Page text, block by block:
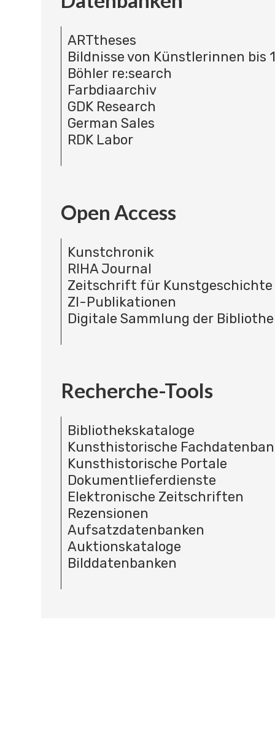
ARTtheses
Bildnisse von Künstlerinnen bis
Böhler re:search
Farbdiaarchiv
GDK Research
German Sales
RDK Labor
Open Access
Kunstchronik
RIHA Journal
Zeitschrift für Kunstgeschichte
ZI-Publikationen
Digitale Sammlung der
Recherche-Tools
Bibliothekskataloge
Kunsthistorische
Kunsthistorische Portale
Dokumentlieferdienste
Elektronische Zeitschriften
Rezensionen
Aufsatzdatenbanken
Auktionskataloge
Bilddatenbanken